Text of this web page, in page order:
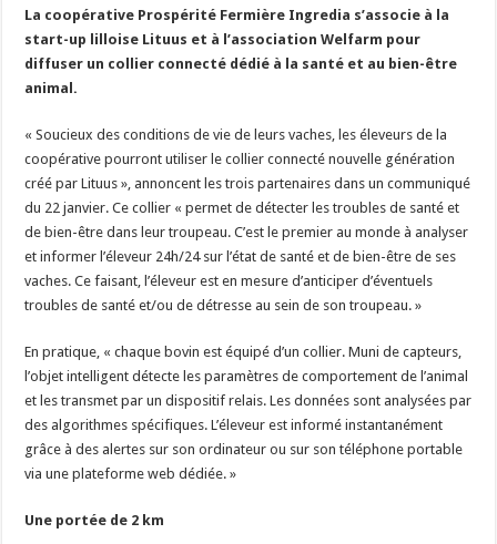
Un été fructueux pour Lactalis
La coopérative Prospérité Fermière Ingredia s’associe à la
start-up lilloise Lituus et à l’association Welfarm pour
diffuser un collier connecté dédié à la santé et au bien-être
animal.
« Soucieux des conditions de vie de leurs vaches, les éleveurs de la
coopérative pourront utiliser le collier connecté nouvelle génération
créé par Lituus », annoncent les trois partenaires dans un communiqué
du 22 janvier. Ce collier « permet de détecter les troubles de santé et
de bien-être dans leur troupeau. C’est le premier au monde à analyser
et informer l’éleveur 24h/24 sur l’état de santé et de bien-être de ses
vaches. Ce faisant, l’éleveur est en mesure d’anticiper d’éventuels
troubles de santé et/ou de détresse au sein de son troupeau. »
En pratique, « chaque bovin est équipé d’un collier. Muni de capteurs,
l’objet intelligent détecte les paramètres de comportement de l’animal
et les transmet par un dispositif relais. Les données sont analysées par
des algorithmes spécifiques. L’éleveur est informé instantanément
grâce à des alertes sur son ordinateur ou sur son téléphone portable
via une plateforme web dédiée. »
Une portée de 2 km